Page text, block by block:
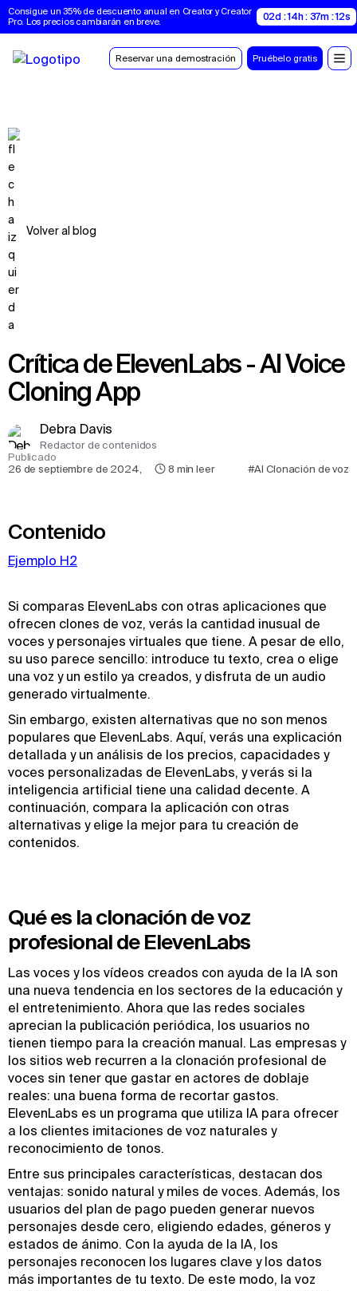
Consigue un 35% de descuento anual en Creator y Creator
Pro. Los precios cambiarán en breve.
02d : 14h : 37m : 11s
Reservar una demostración Pruébelo gratis
Volver al blog
Crítica de ElevenLabs - AI Voice
Cloning App
Debra Davis
Redactor de contenidos
Publicado
26 de septiembre de 2024, 8 min leer #AI Clonación de voz
Contenido
Ejemplo H2
Si comparas ElevenLabs con otras aplicaciones que
ofrecen clones de voz, verás la cantidad inusual de
voces y personajes virtuales que tiene. A pesar de ello,
su uso parece sencillo: introduce tu texto, crea o elige
una voz y un estilo ya creados, y disfruta de un audio
generado virtualmente.
Sin embargo, existen alternativas que no son menos
populares que ElevenLabs. Aquí, verás una explicación
detallada y un análisis de los precios, capacidades y
voces personalizadas de ElevenLabs, y verás si la
inteligencia artificial tiene una calidad decente. A
continuación, compara la aplicación con otras
alternativas y elige la mejor para tu creación de
contenidos.
Qué es la clonación de voz
profesional de ElevenLabs
Las voces y los vídeos creados con ayuda de la IA son
una nueva tendencia en los sectores de la educación y
el entretenimiento. Ahora que las redes sociales
aprecian la publicación periódica, los usuarios no
tienen tiempo para la creación manual. Las empresas y
los sitios web recurren a la clonación profesional de
voces sin tener que gastar en actores de doblaje
reales: una buena forma de recortar gastos.
ElevenLabs es un programa que utiliza IA para ofrecer
a los clientes imitaciones de voz naturales y
reconocimiento de tonos.
Entre sus principales características, destacan dos
ventajas: sonido natural y miles de voces. Además, los
usuarios del plan de pago pueden generar nuevos
personajes desde cero, eligiendo edades, géneros y
estados de ánimo. Con la ayuda de la IA, los
personajes reconocen los lugares clave y los datos
más importantes de tu texto. De este modo, la voz